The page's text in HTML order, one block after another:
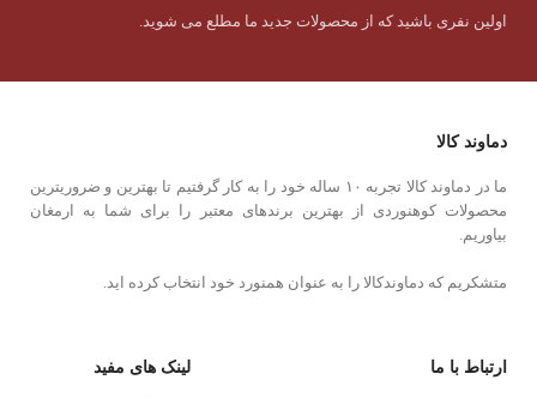
اولین نفری باشید که از محصولات جدید ما مطلع می شوید.
دماوند کالا
ما در دماوند کالا تجربه ۱۰ ساله خود را به کار گرفتیم تا بهترین و ضروریترین
محصولات کوهنوردی از بهترین برندهای معتبر را برای شما به ارمغان
بیاوریم.
متشکریم که دماوندکالا را به عنوان همنورد خود انتخاب کرده اید.
ارتباط با ما لینک های مفید